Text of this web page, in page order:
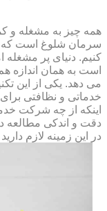
همه چیز به مشغله و
سرمان شلوغ است
کنیم. دنیای پر مشغله
است به همان اندازه
می دهد. یکی از این
خدماتی و نظافتی
اینکه از چه شرکت
دقت و اندکی مطالعه
در این زمینه لازم